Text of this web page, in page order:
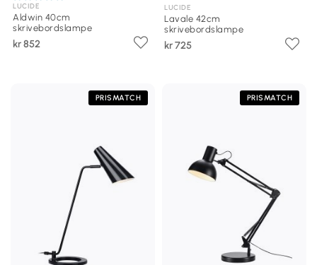
LUCIDE
Aldwin 40cm
skrivebordslampe
kr 852
LUCIDE
Lavale 42cm
skrivebordslampe
kr 725
PRISMATCH PRISMATCH